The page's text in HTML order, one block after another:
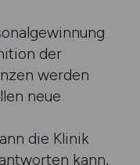
der
werden
neue
die Klinik
kann,